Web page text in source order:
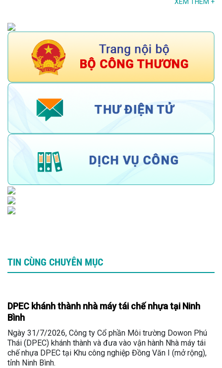
TIN CÙNG CHUYÊN MỤC
DPEC khánh thành nhà máy tái chế nhựa tại Ninh
Bình
Ngày 31/7/2026, Công ty Cổ phần Môi trường Dowon Phú
Thái (DPEC) khánh thành và đưa vào vận hành Nhà máy tái
chế nhựa DPEC tại Khu công nghiệp Đồng Văn I (mở rộng),
tỉnh Ninh Bình.